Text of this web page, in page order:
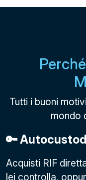
Tutti i buoni
mondo
🔑
Acquisti RIF
lei controlla,